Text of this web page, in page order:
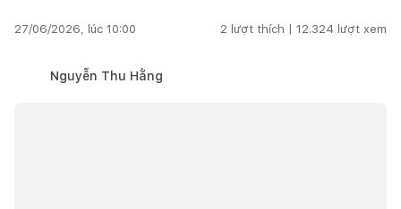
27/06/2026, lúc 10:00 2 lượt thích | 12.324 lượt xem
Nguyễn Thu Hằng